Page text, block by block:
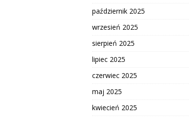
październik 2025
wrzesień 2025
sierpień 2025
lipiec 2025
czerwiec 2025
maj 2025
kwiecień 2025